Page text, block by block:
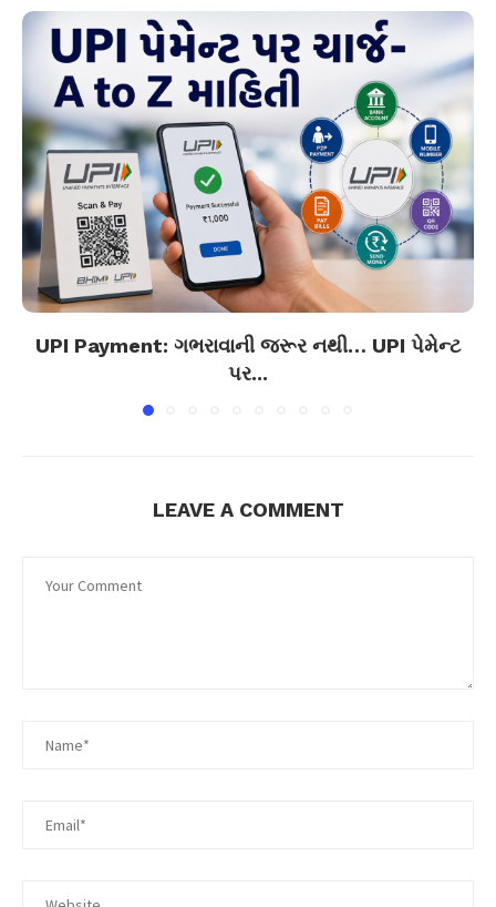
UPI Payment: ગભરાવાની જરૂર નથી… UPI પેમેન્ટ
પર...
LEAVE A COMMENT